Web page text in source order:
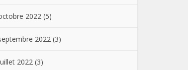
2022 (5)
2022 (3)
2022 (3)